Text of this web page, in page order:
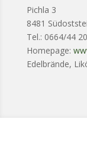
Pichla 3
8481
Tel.: 0664/44
Homepage:
Edelbrände,